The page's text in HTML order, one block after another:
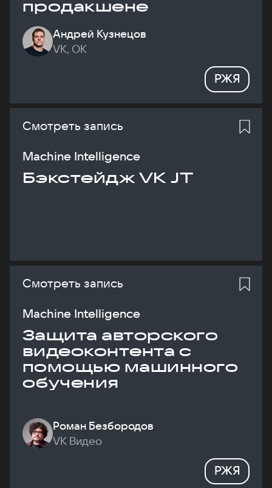
продакшене
Андрей Кузнецов
VK, ОК
РЖЯ
Смотреть запись
Machine Intelligence
Бэкстейдж VK JT
Смотреть запись
Machine Intelligence
Защита авторского
видеоконтента с
помощью машинного
обучения
Роман Безбородов
VK Видео
РЖЯ